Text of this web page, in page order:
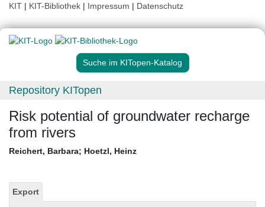
KIT | KIT-Bibliothek | Impressum | Datenschutz
Suche im KITopen-Katalog
Repository KITopen
Risk potential of groundwater recharge
from rivers
Reichert, Barbara; Hoetzl, Heinz
Export